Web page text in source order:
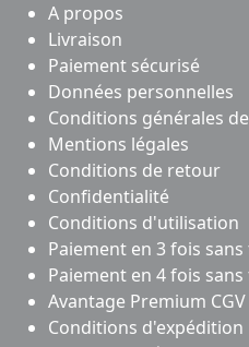
A propos
Livraison
Paiement sécurisé
Données personnelles
Conditions générales
Mentions légales
Conditions de retour
Confidentialité
Conditions d'utilisation
Paiement en 3 fois
Paiement en 4 fois
Avantage Premium CGV
Conditions d'expédition